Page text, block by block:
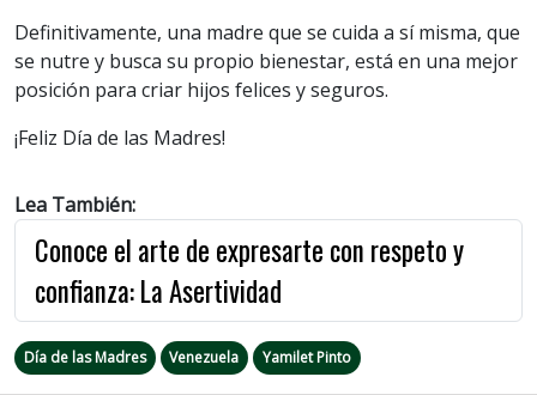
Definitivamente, una madre que se cuida a sí misma, que
se nutre y busca su propio bienestar, está en una mejor
posición para criar hijos felices y seguros.
¡Feliz Día de las Madres!
Lea También:
Conoce el arte de expresarte con respeto y
confianza: La Asertividad
Día de las Madres Venezuela Yamilet Pinto